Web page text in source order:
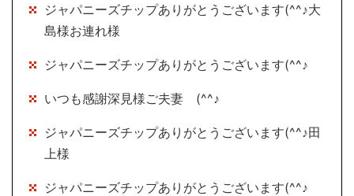
ジャパニーズチップありがとうございます(^^♪大
島様お連れ様
ジャパニーズチップありがとうございます(^^♪
いつも感謝深見様ご夫妻 (^^♪
ジャパニーズチップありがとうございます(^^♪田
上様
ジャパニーズチップありがとうございます(^^♪